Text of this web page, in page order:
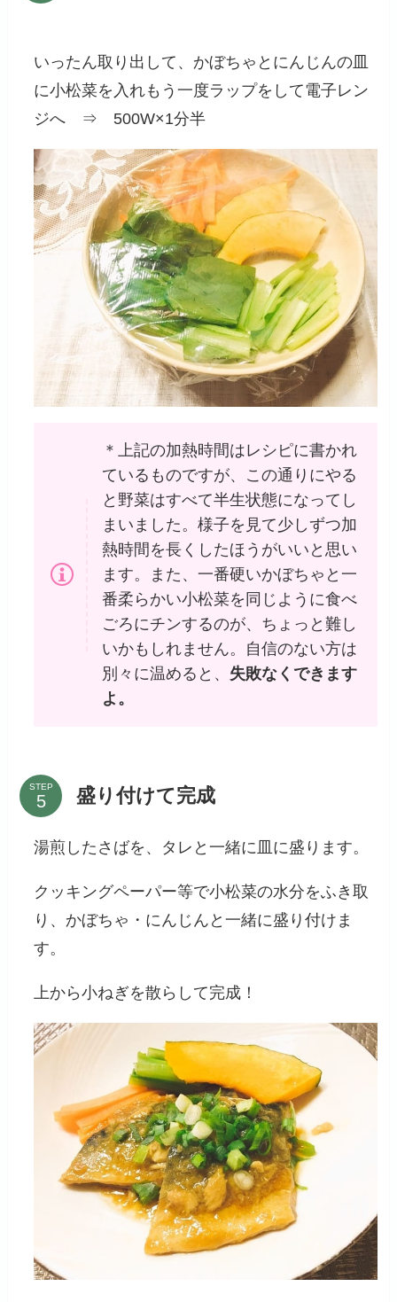
いったん取り出して、かぼちゃとにんじんの皿
に小松菜を入れもう一度ラップをして電子レン
ジへ ⇒ 500W×1分半
＊上記の加熱時間はレシピに書かれ
ているものですが、この通りにやる
と野菜はすべて半生状態になってし
まいました。様子を見て少しずつ加
熱時間を長くしたほうがいいと思い
ます。また、一番硬いかぼちゃと一
番柔らかい小松菜を同じように食べ
ごろにチンするのが、ちょっと難し
いかもしれません。自信のない方は
別々に温めると、 失敗なくできます
よ。
STEP 盛り付けて完成
湯煎したさばを、タレと一緒に皿に盛ります。
クッキングペーパー等で小松菜の水分をふき取
り、かぼちゃ・にんじんと一緒に盛り付けま
す。
上から小ねぎを散らして完成！